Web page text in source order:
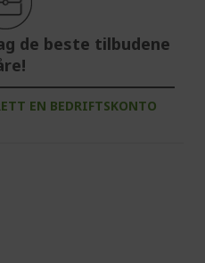
de beste tilbudene
EN BEDRIFTSKONTO